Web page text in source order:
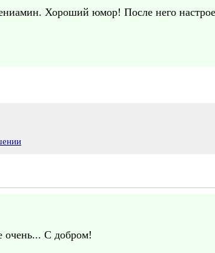
Хороший юмор! После него
очень... С добром!